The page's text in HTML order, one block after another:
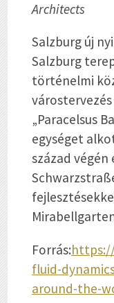
Architects
Salzburg új
Salzburg
történelmi
„Paracelsus
egységet
század
Forrás:
fluid-
around-the-